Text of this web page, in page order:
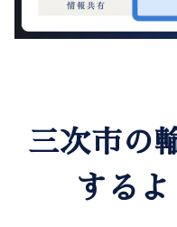
三次市の
する